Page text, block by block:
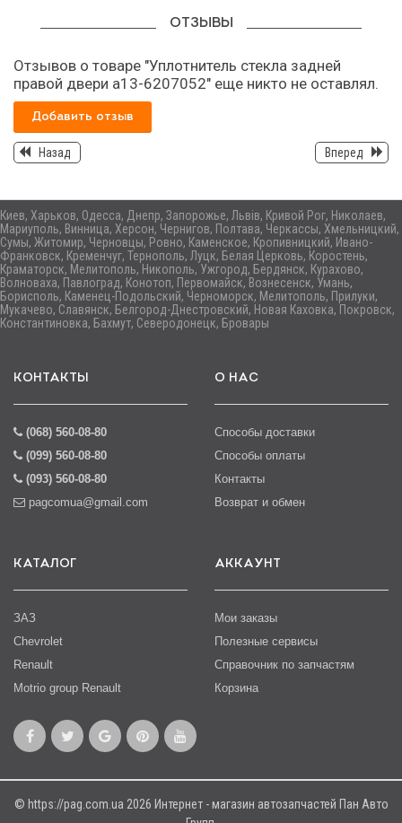
ОТЗЫВЫ
Отзывов о товаре "Уплотнитель стекла задней
правой двери а13-6207052" еще никто не оставлял.
Добавить отзыв
Назад Вперед
Киев, Харьков, Одесса, Днепр, Запорожье, Львів, Кривой Рог, Николаев,
Мариуполь, Винница, Херсон, Чернигов, Полтава, Черкассы, Хмельницкий,
Сумы, Житомир, Черновцы, Ровно, Каменское, Кропивницкий, Ивано-
Франковск, Кременчуг, Тернополь, Луцк, Белая Церковь, Коростень,
Краматорск, Мелитополь, Никополь, Ужгород, Бердянск, Курахово,
Волноваха, Павлоград, Конотоп, Первомайск, Вознесенск, Умань,
Борисполь, Каменец-Подольский, Черноморск, Мелитополь, Прилуки,
Мукачево, Славянск, Белгород-Днестровский, Новая Каховка, Покровск,
Константиновка, Бахмут, Северодонецк, Бровары
КОНТАКТЫ
(068) 560-08-80
(099) 560-08-80
(093) 560-08-80
pagcomua@gmail.com
О НАС
Способы доставки
Способы оплаты
Контакты
Возврат и обмен
КАТАЛОГ
ЗАЗ
Chevrolet
Renault
Motrio group Renault
АККАУНТ
Мои заказы
Полезные сервисы
Справочник по запчастям
Корзина
© https://pag.com.ua 2026 Интернет - магазин автозапчастей Пан Авто